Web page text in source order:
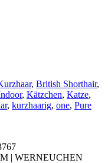
, British Shorthair,
, Kätzchen, Katze,
, kurzhaarig, one, Pure
| WERNEUCHEN